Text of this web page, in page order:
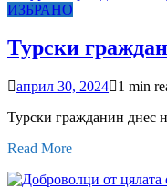
ИЗБРАНО
Турски
април 30, 2024 1 min
Турски гражданин днес
Read More